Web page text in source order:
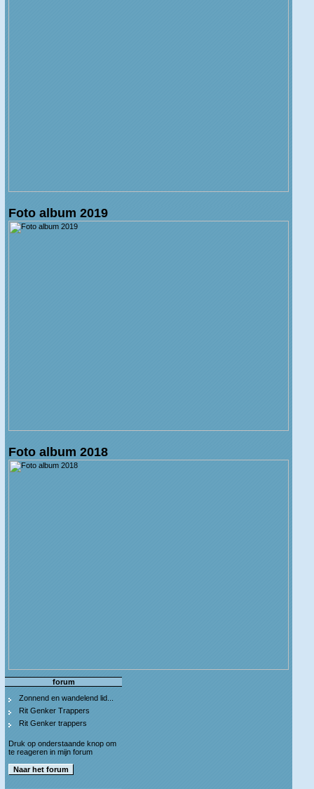
Foto album 2019
Foto album 2018
forum
Zonnend en wandelend lid...
Rit Genker Trappers
Rit Genker trappers
Druk op onderstaande knop om
te reageren in mijn forum